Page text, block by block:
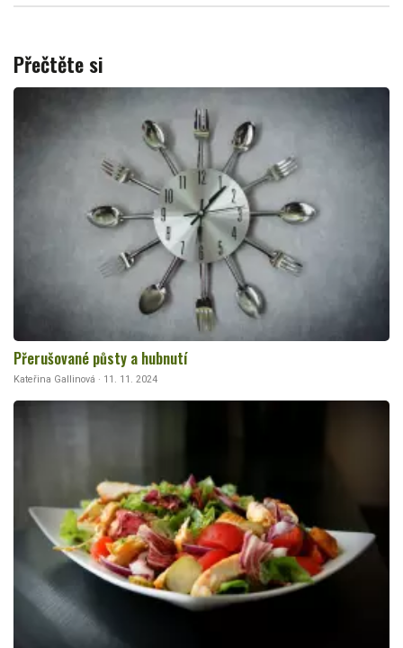
Přečtěte si
Přerušované půsty a hubnutí
Kateřina Gallinová · 11. 11. 2024